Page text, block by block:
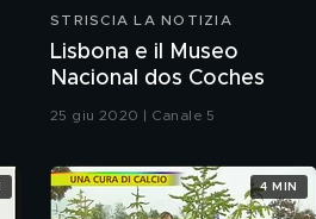
STRISCIA LA NOTIZIA
Lisbona e il Museo
Nacional dos Coches
25 giu 2020 | Canale 5
4 MIN